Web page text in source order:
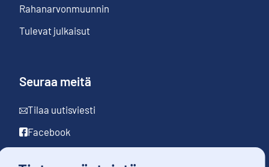
Rahanarvonmuunnin
Tulevat julkaisut
Seuraa meitä
Tilaa uutisviesti
Facebook